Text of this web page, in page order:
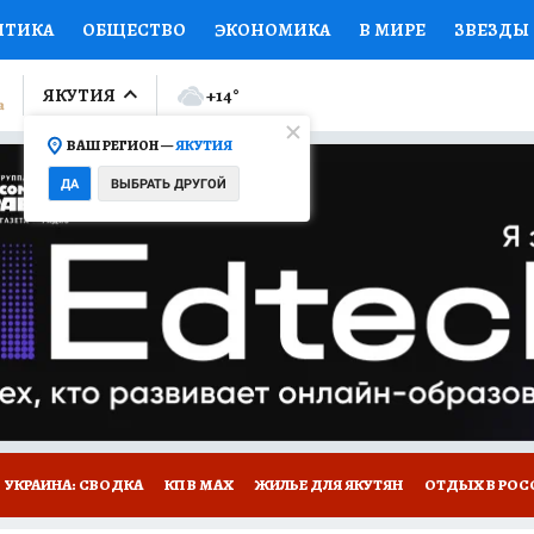
ОБЩЕСТВО ЭКОНОМИКА В МИРЕ ЗВЕЗДЫ
ПРОИСШЕСТВИЯ
ОТКРЫВАЕМ МИР Я ЗНАЮ СЕМЬЯ ЖЕНСКИЕ
ПРОМОКОДЫ СЕРИАЛЫ
КОЛЛЕКЦИИ КОНКУРСЫ
САЙТЕ
ЯКУТИЯ
ВАШ РЕГИОН —ЯКУТИЯ
ДА ВЫБРАТЬ ДРУГОЙ
+14°
УКРАИНА: СВОДКА КП В МАХ ЖИЛЬЕ ДЛЯ ЯКУТЯН ОТДЫХ В